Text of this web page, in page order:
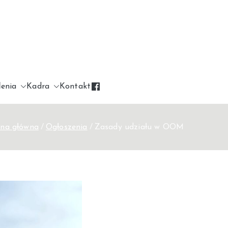
Kadra Kontakt
główna Ogłoszenia Zasady udziału w OOM